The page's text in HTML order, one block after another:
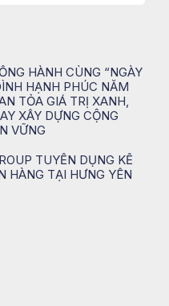
HÀNH CÙNG “NGÀY
HẠNH PHÚC NĂM
TỎA GIÁ TRỊ XANH,
XÂY DỰNG CỘNG
VỮNG
TUYỂN DỤNG KẾ
HÀNG TẠI HƯNG YÊN